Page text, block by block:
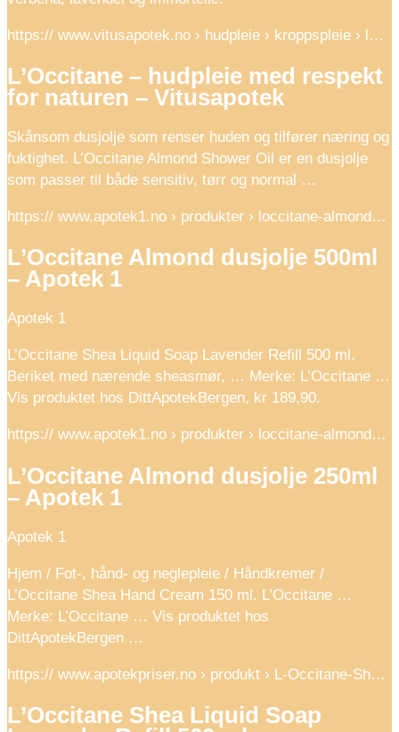
https:// www.vitusapotek.no › hudpleie › kroppspleie › l…
L’Occitane – hudpleie med respekt
for naturen – Vitusapotek
Skånsom dusjolje som renser huden og tilfører næring og
fuktighet. L’Occitane Almond Shower Oil er en dusjolje
som passer til både sensitiv, tørr og normal …
https:// www.apotek1.no › produkter › loccitane-almond…
L’Occitane Almond dusjolje 500ml
– Apotek 1
Apotek 1
L’Occitane Shea Liquid Soap Lavender Refill 500 ml.
Beriket med nærende sheasmør, … Merke: L’Occitane …
Vis produktet hos DittApotekBergen, kr 189,90.
https:// www.apotek1.no › produkter › loccitane-almond…
L’Occitane Almond dusjolje 250ml
– Apotek 1
Apotek 1
Hjem / Fot-, hånd- og neglepleie / Håndkremer /
L’Occitane Shea Hand Cream 150 ml. L’Occitane …
Merke: L’Occitane … Vis produktet hos
DittApotekBergen …
https:// www.apotekpriser.no › produkt › L-Occitane-Sh…
L’Occitane Shea Liquid Soap